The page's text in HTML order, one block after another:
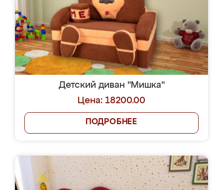
Детский диван "Мишка"
Цена: 18200.00
ПОДРОБНЕЕ